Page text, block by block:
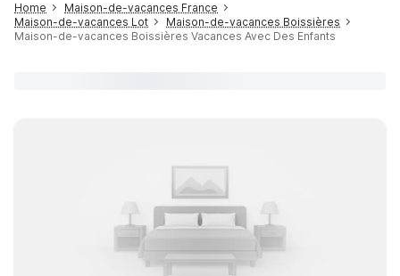
Home
Maison-de-vacances France
Maison-de-vacances Lot
Maison-de-vacances Boissières
Maison-de-vacances Boissières Vacances Avec Des Enfants